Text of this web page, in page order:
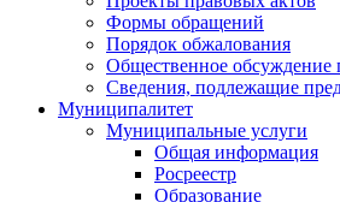
Формы обращений
Порядок обжалования
Общественное обсуждение
Сведения, подлежащие
Муниципалитет
Муниципальные услуги
Общая информация
Росреестр
Образование